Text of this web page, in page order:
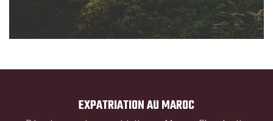
EXPATRIATION AU MAROC